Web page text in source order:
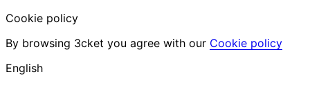
Cookie policy
By browsing 3cket you agree with our Cookie policy
English